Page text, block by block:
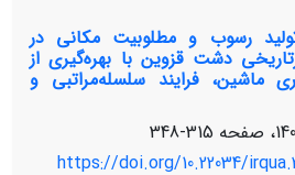
تولید رسوب‌ و مطلوبیت مکانی در
دشت قزوین با بهره‌گیری از
ماشین، فرایند سلسله‌مراتبی و
315-348
https://doi.org/10.22034/